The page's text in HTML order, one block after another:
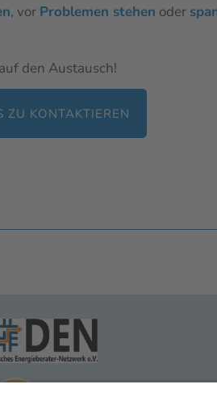
, vor Problemen stehen oder
den Austausch!
ZU KONTAKTIEREN